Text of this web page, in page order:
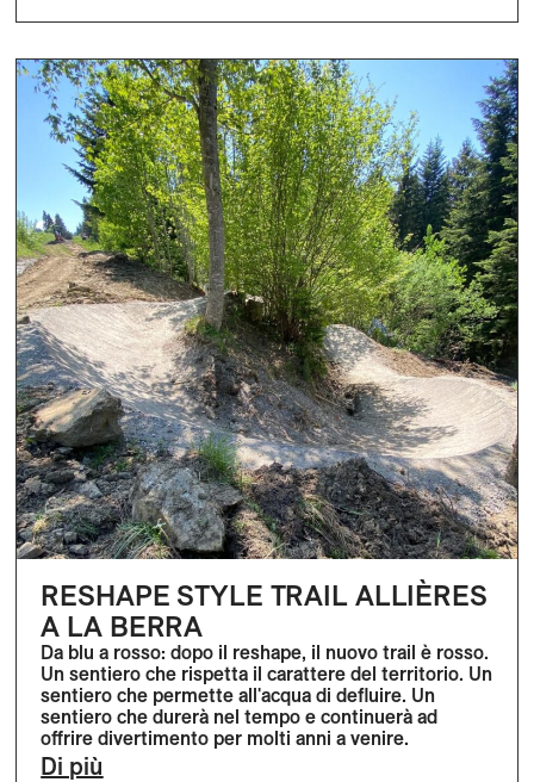
RESHAPE STYLE TRAIL ALLIÈRES
A LA BERRA
Da blu a rosso: dopo il reshape, il nuovo trail è rosso.
Un sentiero che rispetta il carattere del territorio. Un
sentiero che permette all'acqua di defluire. Un
sentiero che durerà nel tempo e continuerà ad
offrire divertimento per molti anni a venire.
Di più